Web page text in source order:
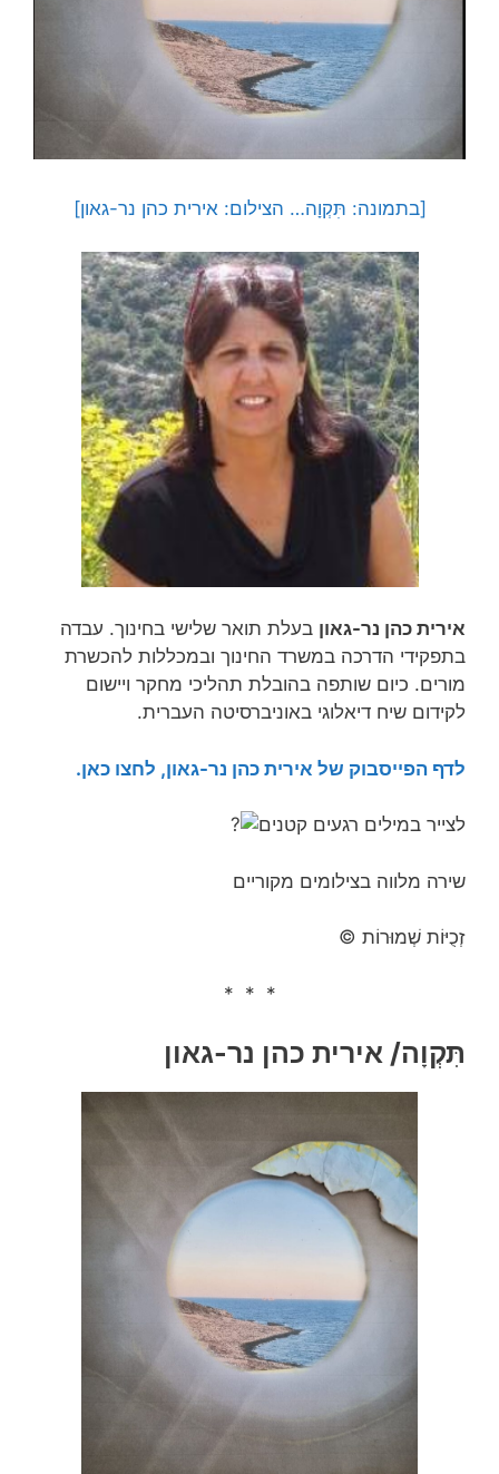
[בתמונה: תִּקְוָה… הצילום: אירית כהן נר-גאון]
אירית כהן נר-גאון בעלת תואר שלישי בחינוך. עבדה
בתפקידי הדרכה במשרד החינוך ובמכללות להכשרת
מורים. כיום שותפה בהובלת תהליכי מחקר ויישום
לקידום שיח דיאלוגי באוניברסיטה העברית.
לדף הפייסבוק של אירית כהן נר-גאון, לחצו כאן.
לצייר במילים רגעים קטנים
שירה מלווה בצילומים מקוריים
זְכֻיּוֹת שְׁמוּרוֹת ©
* * *
תִּקְוָה/ אירית כהן נר-גאון